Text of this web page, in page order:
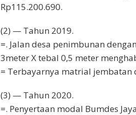
Rp115.200.690.
(2) — Tahun 2019.
=. Jalan desa penimbunan
3meter X tebal 0,5 meter
= Terbayarnya matrial jembatan
(3) — Tahun 2020.
=. Penyertaan modal Bumdes